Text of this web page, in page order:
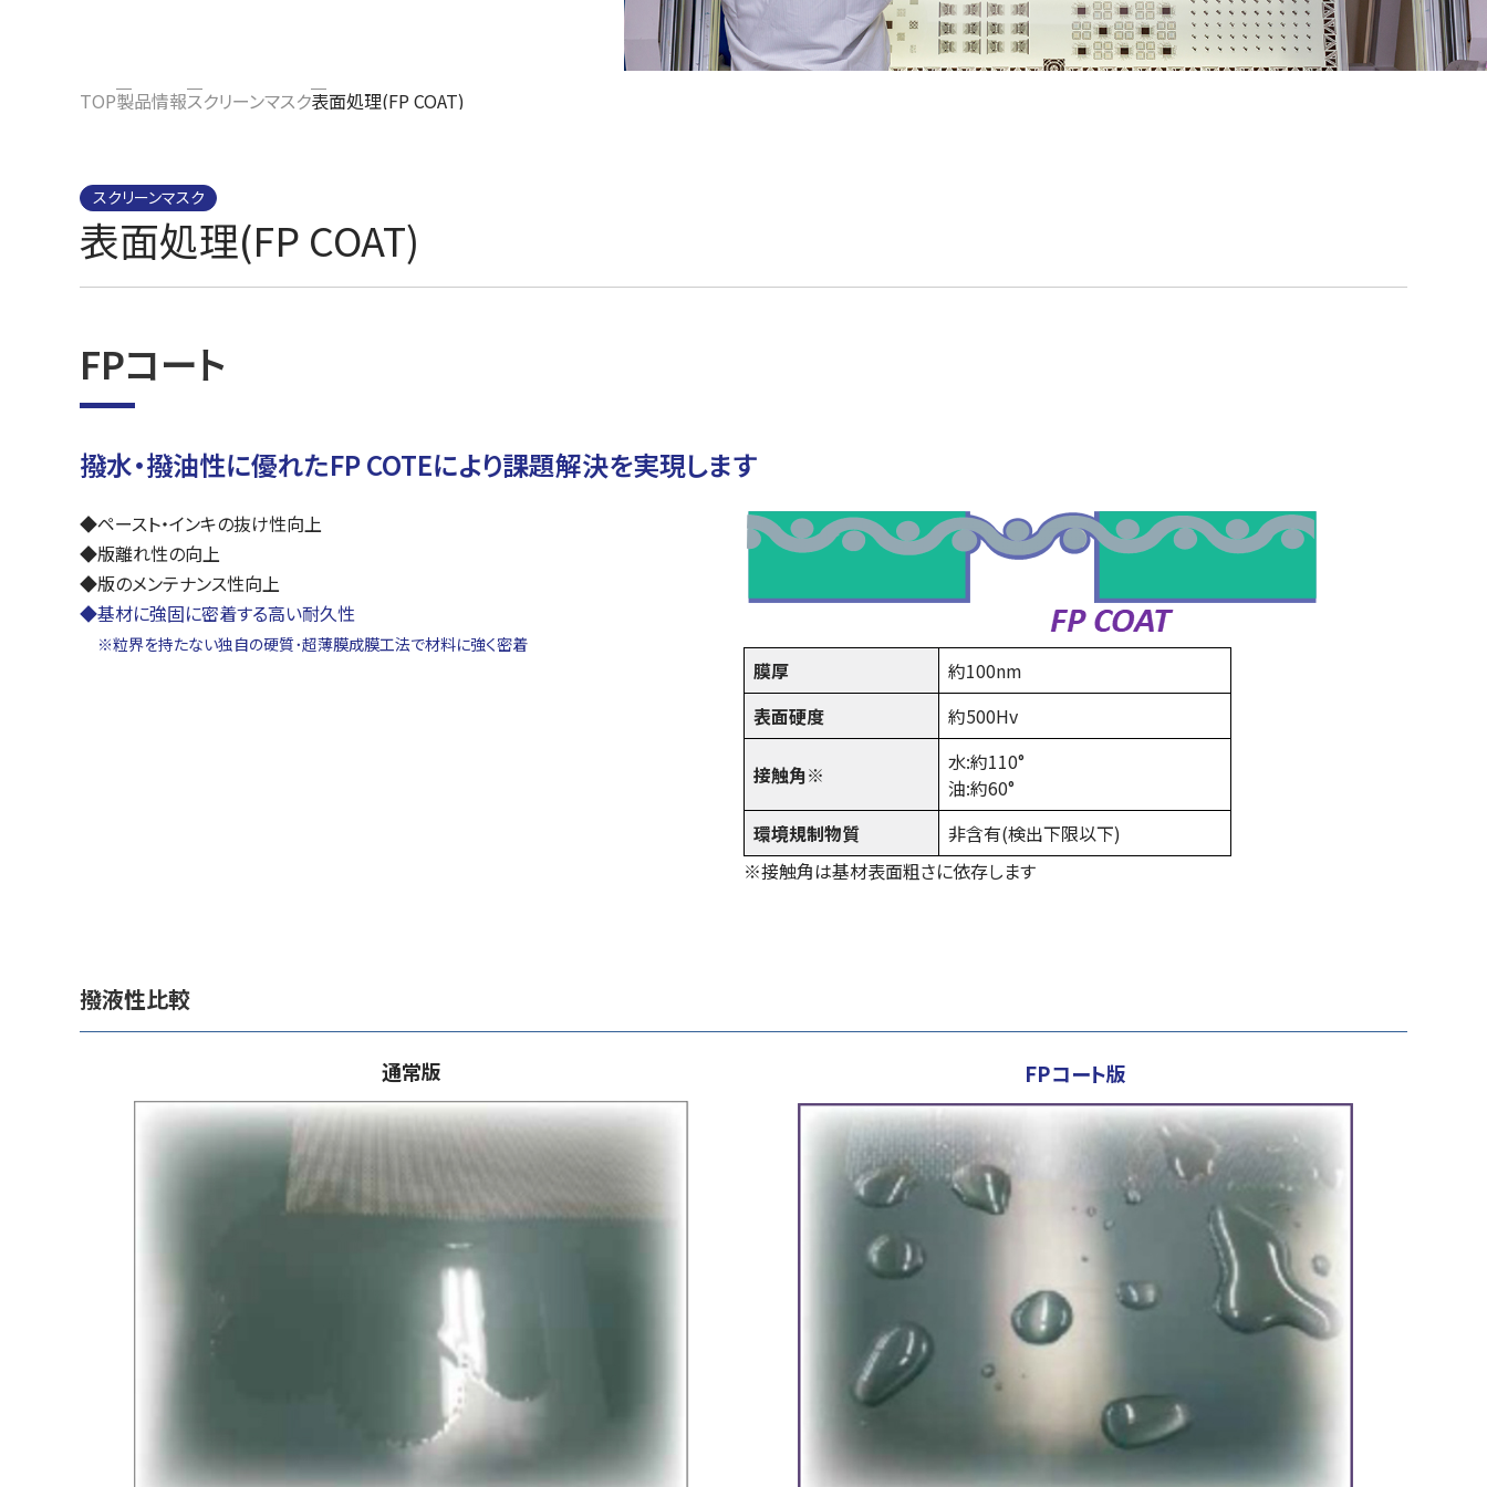
TOP製品情報スクリーンマスク表面処理(FP COAT)
スクリーンマスク
表面処理(FP COAT)
FPコート
撥水・撥油性に優れたFP COTEにより課題解決を実現します
◆ペースト・インキの抜け性向上
◆版離れ性の向上
◆版のメンテナンス性向上
◆基材に強固に密着する高い耐久性
※粒界を持たない独自の硬質･超薄膜成膜工法で材料に強く密着
膜厚
約100nm
表面硬度
約500Hv
接触角※
水:約110°
油:約60°
環境規制物質
非含有(検出下限以下)
※接触角は基材表面粗さに依存します
撥液性比較
通常版 FPコート版